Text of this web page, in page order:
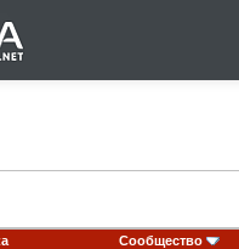
Сообщество